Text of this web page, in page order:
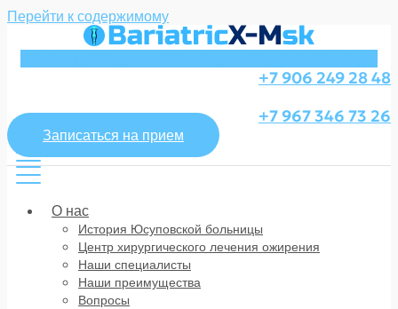
Перейти к содержимому
+7 906 249 28 48
+7 967 346 73 26
Записаться на прием
О нас
История Юсуповской больницы
Центр хирургического лечения ожирения
Наши специалисты
Наши преимущества
Вопросы